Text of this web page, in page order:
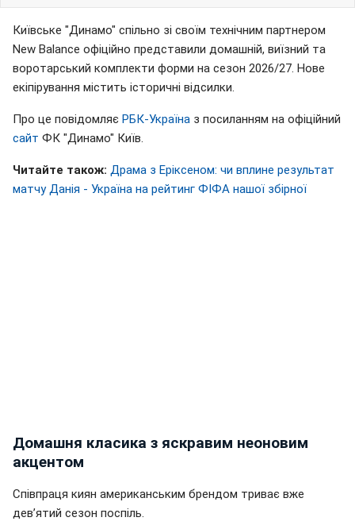
Київське "Динамо" спільно зі своїм технічним партнером
New Balance офіційно представили домашній, виїзний та
воротарський комплекти форми на сезон 2026/27. Нове
екіпірування містить історичні відсилки.
Про це повідомляє РБК-Україна з посиланням на офіційний
сайт ФК "Динамо" Київ.
Читайте також: Драма з Еріксеном: чи вплине результат
матчу Данія - Україна на рейтинг ФІФА нашої збірної
Домашня класика з яскравим неоновим
акцентом
Співпраця киян американським брендом триває вже
дев’ятий сезон поспіль.